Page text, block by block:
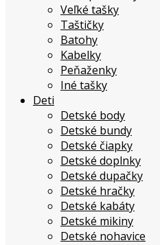
Veľké tašky
Taštičky
Batohy
Kabelky
Peňaženky
Iné tašky
Deti
Detské body
Detské bundy
Detské čiapky
Detské doplnky
Detské dupačky
Detské hračky
Detské kabáty
Detské mikiny
Detské nohavice